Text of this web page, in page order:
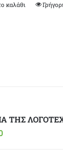
€18,48.
καλάθι
ΤΗΣ
Η